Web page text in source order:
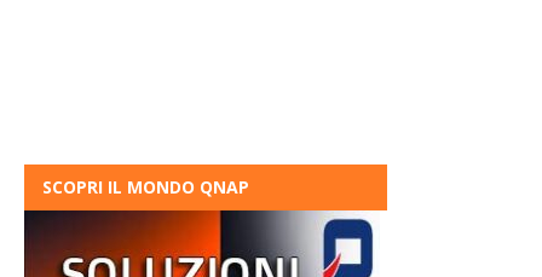
SCOPRI IL MONDO QNAP